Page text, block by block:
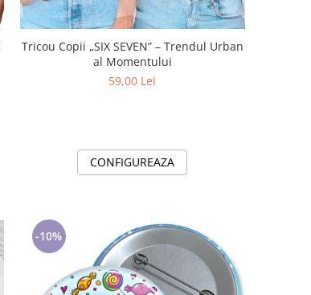
Tricou Copii „SIX SEVEN” – Trendul Urban
al Momentului
59,00 Lei
CONFIGUREAZA
-10%